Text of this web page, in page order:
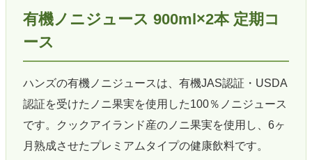
有機ノニジュース 900ml×2本 定期コ
ース
ハンズの有機ノニジュースは、有機JAS認証・USDA
認証を受けたノニ果実を使用した100％ノニジュース
です。クックアイランド産のノニ果実を使用し、6ヶ
月熟成させたプレミアムタイプの健康飲料です。